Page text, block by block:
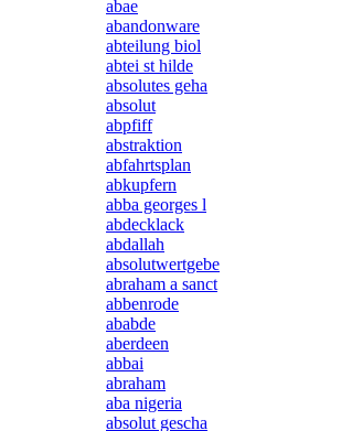
abae
abandonware
abteilung biol
abtei st hilde
absolutes geha
absolut
abpfiff
abstraktion
abfahrtsplan
abkupfern
abba georges l
abdecklack
abdallah
absolutwertgebe
abraham a sanct
abbenrode
ababde
aberdeen
abbai
abraham
aba nigeria
absolut gescha